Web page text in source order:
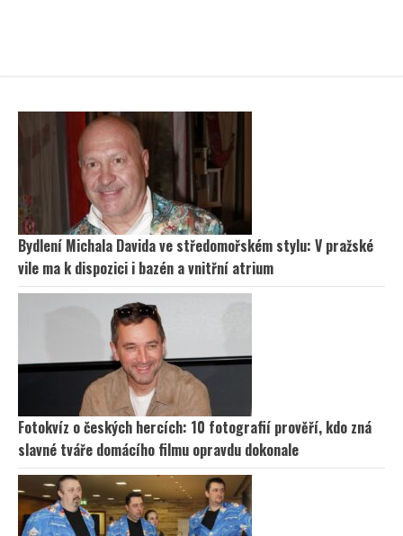
Bydlení Michala Davida ve středomořském stylu: V pražské
vile ma k dispozici i bazén a vnitřní atrium
Fotokvíz o českých hercích: 10 fotografií prověří, kdo zná
slavné tváře domácího filmu opravdu dokonale